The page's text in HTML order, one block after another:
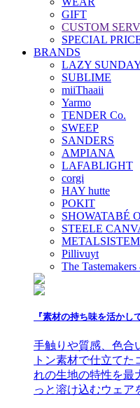
GIFT
CUSTOM
SPECIAL
BRANDS
LAZY
SUBLIME
miiThaaii
Yarmo
TENDER Co.
SWEEP
SANDERS
AMPIANA
LAFABLIGHT
corgi
HAY hutte
POKIT
SHOWATABÉ
STEELE
METALSISTEM
Pillivuyt
The
『素材の持ち味を活かし
手触りや質感、色合
トン素材で仕立て
れの生地の特性を最
っと溶け込むウェア